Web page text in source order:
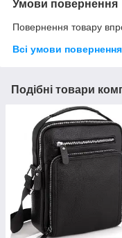
Умови повернення
Повернення товару
Всі умови повернення
Подібні товари